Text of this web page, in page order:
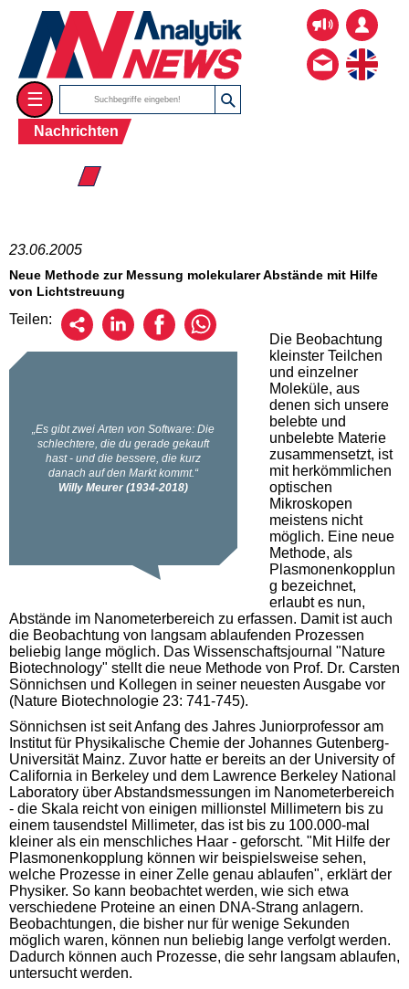
☰
Nachrichten
☰ 2005
23.06.2005
Neue Methode zur Messung molekularer Abstände mit Hilfe
von Lichtstreuung
Teilen:
Die Beobachtung
kleinster Teilchen
und einzelner
Moleküle, aus
denen sich unsere
belebte und
unbelebte Materie
zusammensetzt, ist
mit herkömmlichen
optischen
Mikroskopen
meistens nicht
möglich. Eine neue
Methode, als
Plasmonenkopplun
g bezeichnet,
erlaubt es nun,
Abstände im Nanometerbereich zu erfassen. Damit ist auch
die Beobachtung von langsam ablaufenden Prozessen
beliebig lange möglich. Das Wissenschaftsjournal "Nature
Biotechnology" stellt die neue Methode von Prof. Dr. Carsten
Sönnichsen und Kollegen in seiner neuesten Ausgabe vor
(Nature Biotechnologie 23: 741-745).
Sönnichsen ist seit Anfang des Jahres Juniorprofessor am
Institut für Physikalische Chemie der Johannes Gutenberg-
Universität Mainz. Zuvor hatte er bereits an der University of
California in Berkeley und dem Lawrence Berkeley National
Laboratory über Abstandsmessungen im Nanometerbereich
- die Skala reicht von einigen millionstel Millimetern bis zu
einem tausendstel Millimeter, das ist bis zu 100.000-mal
kleiner als ein menschliches Haar - geforscht. "Mit Hilfe der
Plasmonenkopplung können wir beispielsweise sehen,
welche Prozesse in einer Zelle genau ablaufen", erklärt der
Physiker. So kann beobachtet werden, wie sich etwa
verschiedene Proteine an einen DNA-Strang anlagern.
Beobachtungen, die bisher nur für wenige Sekunden
möglich waren, können nun beliebig lange verfolgt werden.
Dadurch können auch Prozesse, die sehr langsam ablaufen,
untersucht werden.